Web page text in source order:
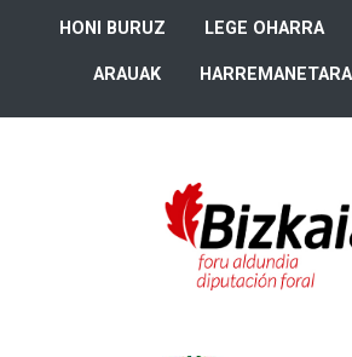
HONI BURUZ LEGE OHARRA
ARAUAK